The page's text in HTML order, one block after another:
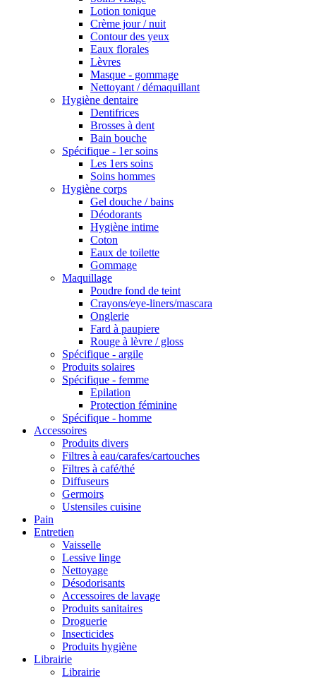
Lotion tonique
Crème jour / nuit
Contour des yeux
Eaux florales
Lèvres
Masque - gommage
Nettoyant / démaquillant
Hygiène dentaire
Dentifrices
Brosses à dent
Bain bouche
Spécifique - 1er soins
Les 1ers soins
Soins hommes
Hygiène corps
Gel douche / bains
Déodorants
Hygiène intime
Coton
Eaux de toilette
Gommage
Maquillage
Poudre fond de teint
Crayons/eye-liners/mascara
Onglerie
Fard à paupiere
Rouge à lèvre / gloss
Spécifique - argile
Produits solaires
Spécifique - femme
Epilation
Protection féminine
Spécifique - homme
Accessoires
Produits divers
Filtres à eau/carafes/cartouches
Filtres à café/thé
Diffuseurs
Germoirs
Ustensiles cuisine
Pain
Entretien
Vaisselle
Lessive linge
Nettoyage
Désodorisants
Accessoires de lavage
Produits sanitaires
Droguerie
Insecticides
Produits hygiène
Librairie
Librairie